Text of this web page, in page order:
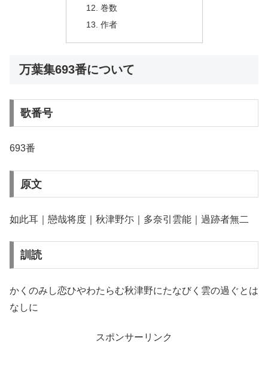
巻数
作者
万葉集693番について
歌番号
693番
原文
如此耳｜戀哉将度｜秋津野尓｜多奈引雲能｜過跡者無二
訓読
かくのみし恋ひやわたらむ秋津野にたなびく雲の過ぐとは
なしに
スポンサーリンク